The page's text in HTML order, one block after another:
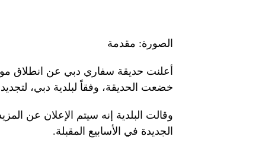
الصورة: مقدمة
أعلنت حديقة سفاري دبي عن انطلاق
خضعت الحديقة، وفقاً لبلدية دبي،
وقالت البلدية إنه سيتم الإعلان عن
الجديدة في الأسابيع المقبلة.